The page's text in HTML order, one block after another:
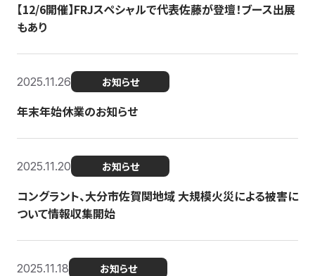
【12/6開催】FRJスペシャルで代表佐藤が登壇！ブース出展
もあり
2025.11.26 お知らせ
年末年始休業のお知らせ
2025.11.20 お知らせ
コングラント、大分市佐賀関地域 大規模火災による被害に
ついて情報収集開始
2025.11.18 お知らせ